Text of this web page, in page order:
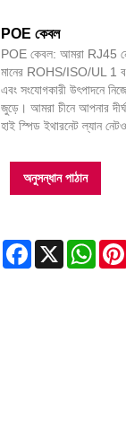
POE কেবল
POE কেবল: আমরা RJ45
মানের ROHS/ISO/UL 1
এবং সংযোগকারী উৎপাদনে
জুড়ে। আমরা চীনে আপনার
হাই স্পিড ইথারনেট ল্যান
অনুসন্ধান পাঠান
Facebook
X